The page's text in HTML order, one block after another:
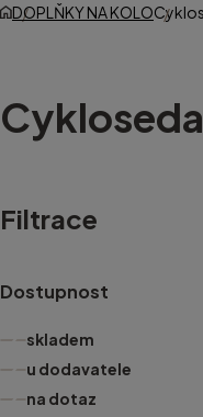
DOPLŇKY NA KOLO
Filtrace
Dostupnost
skladem
u dodavatele
na dotaz